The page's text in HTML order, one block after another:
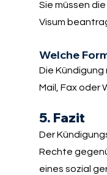
Sie müssen
Visum
Welche
Die Kündigung
Mail, Fax oder
5. Fazit
Der
Rechte
eines sozial